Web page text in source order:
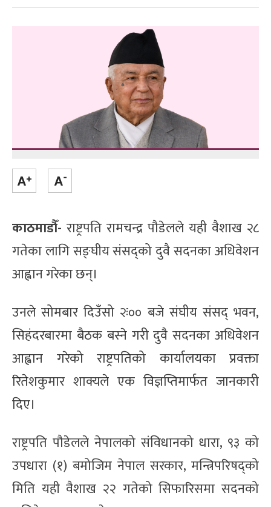
काठमाडौँ- राष्ट्रपति रामचन्द्र पौडेलले यही वैशाख २८
गतेका लागि सङ्घीय संसद्को दुवै सदनका अधिवेशन
आह्वान गरेका छन्।
उनले सोमबार दिउँसो २ः०० बजे संघीय संसद् भवन,
सिहंदरबारमा बैठक बस्ने गरी दुवै सदनका अधिवेशन
आह्वान गरेको राष्ट्रपतिको कार्यालयका प्रवक्ता
रितेशकुमार शाक्यले एक विज्ञप्तिमार्फत जानकारी
दिए।
राष्ट्रपति पौडेलले नेपालको संविधानको धारा, ९३ को
उपधारा (१) बमोजिम नेपाल सरकार, मन्त्रिपरिषद्को
मिति यही वैशाख २२ गतेको सिफारिसमा सदनको